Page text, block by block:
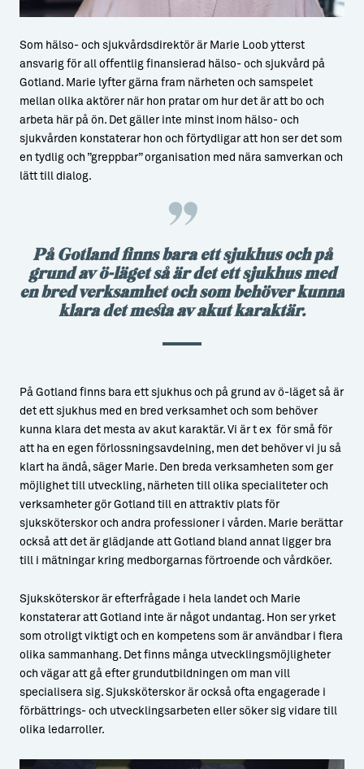
Som hälso- och sjukvårdsdirektör är Marie Loob ytterst
ansvarig för all offentlig finansierad hälso- och sjukvård på
Gotland. Marie lyfter gärna fram närheten och samspelet
mellan olika aktörer när hon pratar om hur det är att bo och
arbeta här på ön. Det gäller inte minst inom hälso- och
sjukvården konstaterar hon och förtydligar att hon ser det som
en tydlig och ”greppbar” organisation med nära samverkan och
lätt till dialog.
På Gotland finns bara ett sjukhus och på
grund av ö-läget så är det ett sjukhus med
en bred verksamhet och som behöver kunna
klara det mesta av akut karaktär.
På Gotland finns bara ett sjukhus och på grund av ö-läget så är
det ett sjukhus med en bred verksamhet och som behöver
kunna klara det mesta av akut karaktär. Vi är t ex för små för
att ha en egen förlossningsavdelning, men det behöver vi ju så
klart ha ändå, säger Marie. Den breda verksamheten som ger
möjlighet till utveckling, närheten till olika specialiteter och
verksamheter gör Gotland till en attraktiv plats för
sjuksköterskor och andra professioner i vården. Marie berättar
också att det är glädjande att Gotland bland annat ligger bra
till i mätningar kring medborgarnas förtroende och vårdköer.
Sjuksköterskor är efterfrågade i hela landet och Marie
konstaterar att Gotland inte är något undantag. Hon ser yrket
som otroligt viktigt och en kompetens som är användbar i flera
olika sammanhang. Det finns många utvecklingsmöjligheter
och vägar att gå efter grundutbildningen om man vill
specialisera sig. Sjuksköterskor är också ofta engagerade i
förbättrings- och utvecklingsarbeten eller söker sig vidare till
olika ledarroller.